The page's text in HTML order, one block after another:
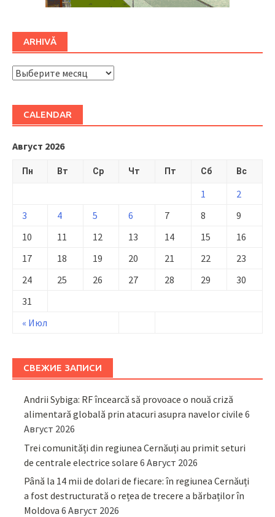
ARHIVĂ
ARHIVĂ
CALENDAR
Август 2026
Пн Вт Ср Чт Пт Сб Вс
« Июл
1
2
3
4 5 6 7 8
9
10
11 12 13 14 15
16
17
18 19 20 21 22
23
24
25 26 27 28 29
30
31
СВЕЖИЕ ЗАПИСИ
Andrii Sybiga: RF încearcă să provoace o nouă criză
alimentară globală prin atacuri asupra navelor civile 6
Август 2026
Trei comunități din regiunea Cernăuți au primit seturi
de centrale electrice solare 6 Август 2026
Până la 14 mii de dolari de fiecare: în regiunea Cernăuți
a fost destructurată o rețea de trecere a bărbaților în
Moldova 6 Август 2026